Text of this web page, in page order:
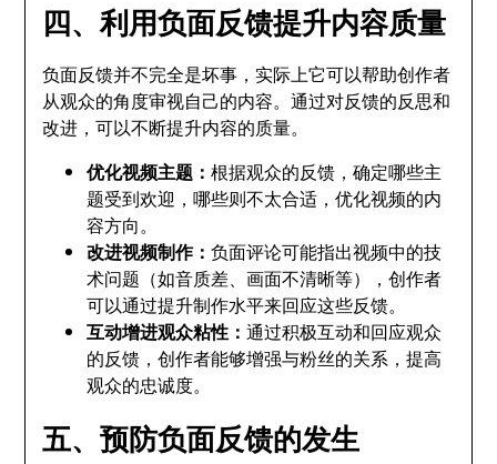
四、利用负面反馈提升内容质量
负面反馈并不完全是坏事，实际上它可以帮助创作者
从观众的角度审视自己的内容。通过对反馈的反思和
改进，可以不断提升内容的质量。
优化视频主题：根据观众的反馈，确定哪些主
题受到欢迎，哪些则不太合适，优化视频的内
容方向。
改进视频制作：负面评论可能指出视频中的技
术问题（如音质差、画面不清晰等），创作者
可以通过提升制作水平来回应这些反馈。
互动增进观众粘性：通过积极互动和回应观众
的反馈，创作者能够增强与粉丝的关系，提高
观众的忠诚度。
五、预防负面反馈的发生